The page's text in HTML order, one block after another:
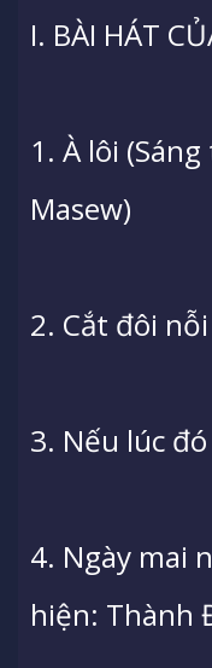
I. BÀI HÁT
1. À lôi
Masew)
2. Cắt đôi
3. Nếu lúc
4. Ngày mai
hiện: Thành